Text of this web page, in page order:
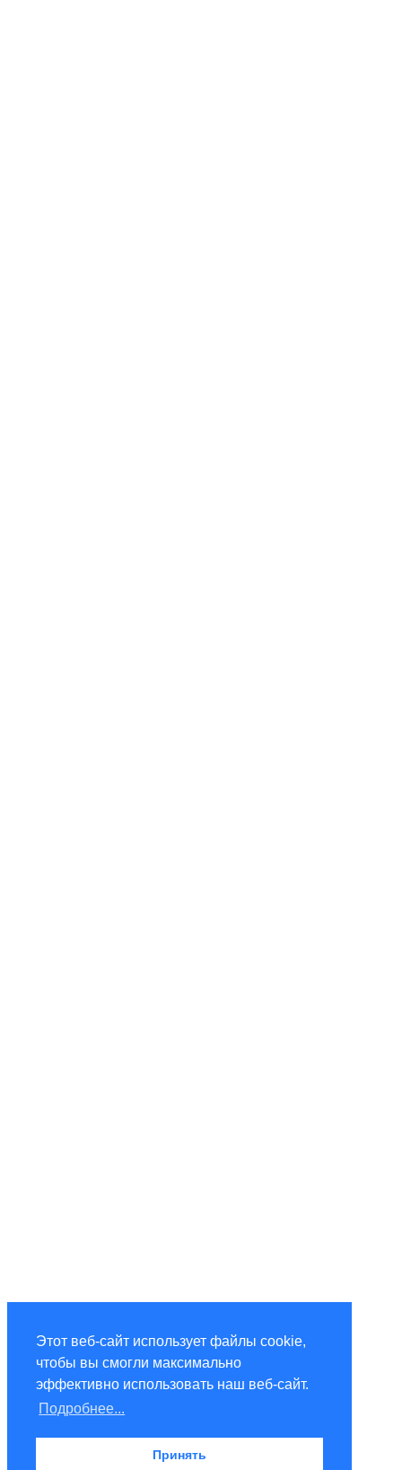
Этот веб-сайт использует файлы cookie,
чтобы вы смогли максимально
эффективно использовать наш веб-сайт.
Подробнее...
Принять